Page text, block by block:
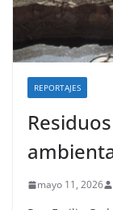
REPORTAJES
mayo 11, 2026